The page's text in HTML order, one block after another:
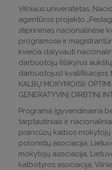
Vilniaus universitetas,
agentūros projekto
stiprinimas nacionalinėse
programose ir
kviečia dalyvauti
darbuotojų (išskyrus
darbuotojus)
KALBŲ MOKYMO(SI)
GENERATYVINĮ DIRBTINĮ
Programa įgyvendinama
tarptautiniais ir
prancūzų kalbos
polonistų asociacija,
mokytojų asociacija,
kalbotyros asociacija,